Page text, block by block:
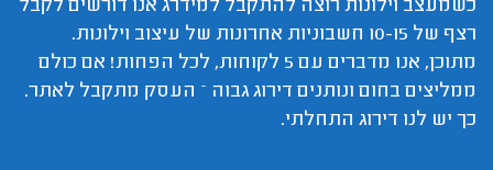
כשמעצב וילונות רוצה להתקבל למידרג אנו דורשים לקבל
רצף של 10-15 חשבוניות אחרונות של עיצוב וילונות.
מתוכן, אנו מדברים עם 5 לקוחות, לכל הפחות! אם כולם
ממליצים בחום ונותנים דירוג גבוה – העסק מתקבל לאתר.
כך יש לנו דירוג התחלתי.